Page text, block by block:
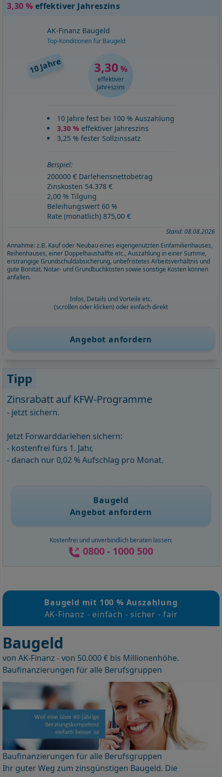
3,30 % effektiver Jahreszins
AK-Finanz Baugeld
Top-Konditionen für Baugeld
10 Jahre 3,30 %
effektiver
Jahreszins
10 Jahre fest bei 100 % Auszahlung
3,30 % effektiver Jahreszins
3,25 % fester Sollzinssatz
Beispiel:
200000 € Darlehensnettobetrag
Zinskosten 54.378 €
2,00 % Tilgung
Beleihungswert 60 %
Rate (monatlich) 875,00 €
Stand: 08.08.2026
Annahme: z.B. Kauf oder Neubau eines eigengenutzten Einfamilienhauses,
Reihenhauses, einer Doppelhaushälfte etc., Auszahlung in einer Summe,
erstrangige Grundschuldabsicherung, unbefristetes Arbeitsverhältnis und
gute Bonität. Notar- und Grundbuchkosten sowie sonstige Kosten können
anfallen.
Infos, Details und Vorteile etc.
(scrollen oder klicken) oder einfach direkt
Angebot anfordern
Tipp
Zinsrabatt auf KFW-Programme
- jetzt sichern.
Jetzt Forwarddarlehen sichern:
- kostenfrei fürs 1. Jahr,
- danach nur 0,02 % Aufschlag pro Monat.
Baugeld
Angebot anfordern
Kostenfrei und unverbindlich beraten lassen:
0800 - 1000 500
Baugeld mit 100 % Auszahlung
AK-Finanz - einfach - sicher - fair
Baugeld
von AK-Finanz - von 50.000 € bis Millionenhöhe.
Baufinanzierungen für alle Berufsgruppen
Baufinanzierungen für alle Berufsgruppen
Ihr guter Weg zum zinsgünstigen Baugeld. Die